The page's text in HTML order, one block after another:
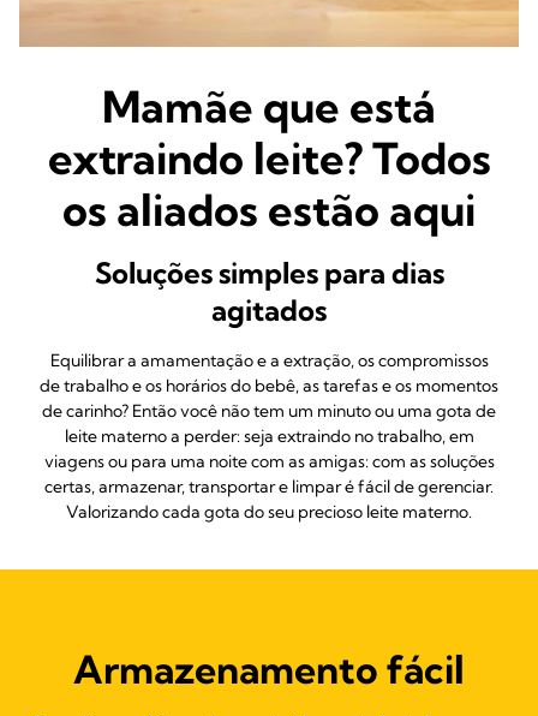
Mamãe que está
extraindo leite? Todos
os aliados estão aqui
Soluções simples para dias
agitados
Equilibrar a amamentação e a extração, os compromissos
de trabalho e os horários do bebê, as tarefas e os momentos
de carinho? Então você não tem um minuto ou uma gota de
leite materno a perder: seja extraindo no trabalho, em
viagens ou para uma noite com as amigas: com as soluções
certas, armazenar, transportar e limpar é fácil de gerenciar.
Valorizando cada gota do seu precioso leite materno.
Armazenamento fácil